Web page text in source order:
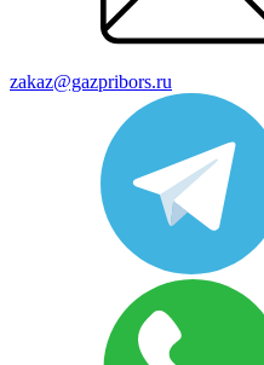
zakaz@gazpribors.ru